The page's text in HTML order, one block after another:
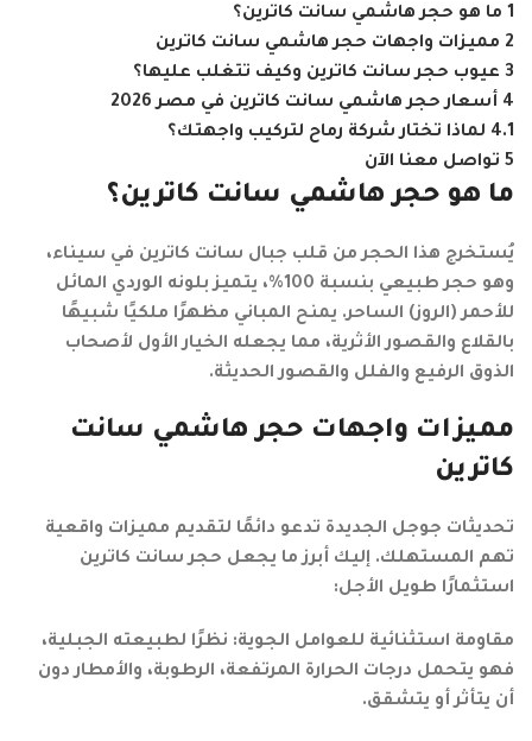
1 ما هو حجر هاشمي سانت كاترين؟
2 مميزات واجهات حجر هاشمي سانت كاترين
3 عيوب حجر سانت كاترين وكيف تتغلب عليها؟
4 أسعار حجر هاشمي سانت كاترين في مصر 2026
4.1 لماذا تختار شركة رماح لتركيب واجهتك؟
5 تواصل معنا الآن
ما هو حجر هاشمي سانت كاترين؟
يُستخرج هذا الحجر من قلب جبال سانت كاترين في سيناء،
وهو حجر طبيعي بنسبة 100%، يتميز بلونه الوردي المائل
للأحمر (الروز) الساحر. يمنح المباني مظهرًا ملكيًا شبيهًا
بالقلاع والقصور الأثرية، مما يجعله الخيار الأول لأصحاب
الذوق الرفيع والفلل والقصور الحديثة.
مميزات واجهات حجر هاشمي سانت
كاترين
تحديثات جوجل الجديدة تدعو دائمًا لتقديم مميزات واقعية
تهم المستهلك. إليك أبرز ما يجعل حجر سانت كاترين
استثمارًا طويل الأجل:
مقاومة استثنائية للعوامل الجوية: نظرًا لطبيعته الجبلية،
فهو يتحمل درجات الحرارة المرتفعة، الرطوبة، والأمطار دون
أن يتأثر أو يتشقق.